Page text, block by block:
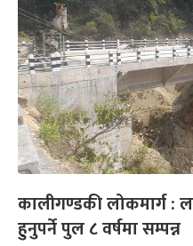
कालीगण्डकी लोकमार्ग :
हुनुपर्ने पुल ८ वर्षमा सम्पन्न